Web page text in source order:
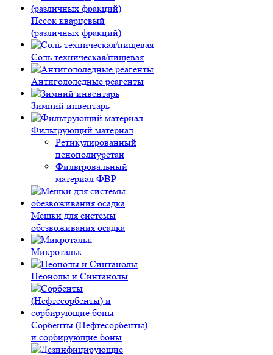
Песок кварцевый
(различных фракций)
Соль техническая/пищевая
Антигололедные реагенты
Зимний инвентарь
Фильтрующий материал
Ретикулированный
пенополиуретан
Фильтровальный
материал ФВР
Мешки для системы
обезвоживания осадка
Микротальк
Неонолы и Синтанолы
Сорбенты (Нефтесорбенты)
и сорбирующие боны